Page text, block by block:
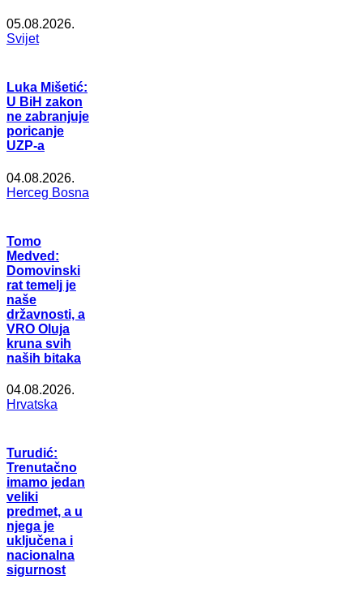
05.08.2026.
Svijet
Luka Mišetić:
U BiH zakon
ne zabranjuje
poricanje
UZP-a
04.08.2026.
Herceg Bosna
Tomo
Medved:
Domovinski
rat temelj je
naše
državnosti, a
VRO Oluja
kruna svih
naših bitaka
04.08.2026.
Hrvatska
Turudić:
Trenutačno
imamo jedan
veliki
predmet, a u
njega je
uključena i
nacionalna
sigurnost